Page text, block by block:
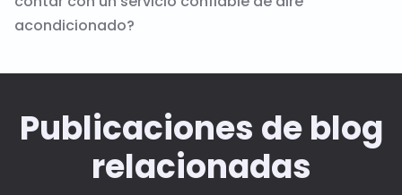
acondicionado?
Publicaciones de blog
relacionadas